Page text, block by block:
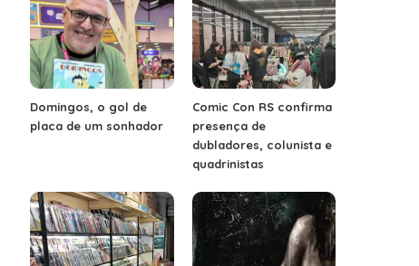
Domingos, o gol de
placa de um sonhador
Comic Con RS confirma
presença de
dubladores, colunista e
quadrinistas